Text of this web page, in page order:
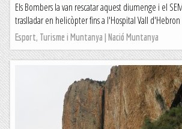
Els Bombers la van rescatar aquest diumenge i el
traslladar en helicòpter fins a l'Hospital Vall d'Hebron
Esport, Turisme i Muntanya | Nació Muntanya